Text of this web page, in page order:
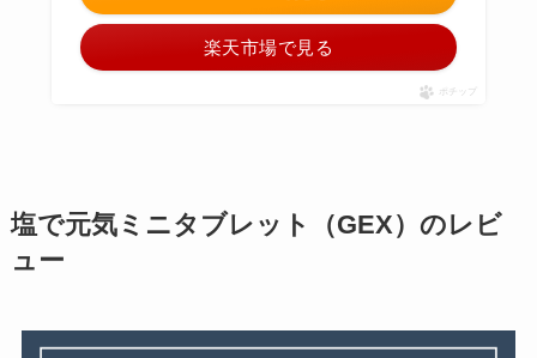
楽天市場で見る
ポチップ
塩で元気ミニタブレット（GEX）のレビ
ュー